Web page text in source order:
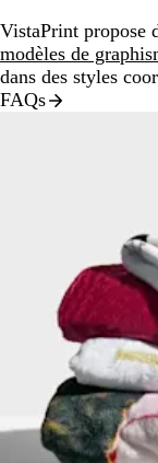
VistaPrint propose
modèles de
dans des styles
FAQs